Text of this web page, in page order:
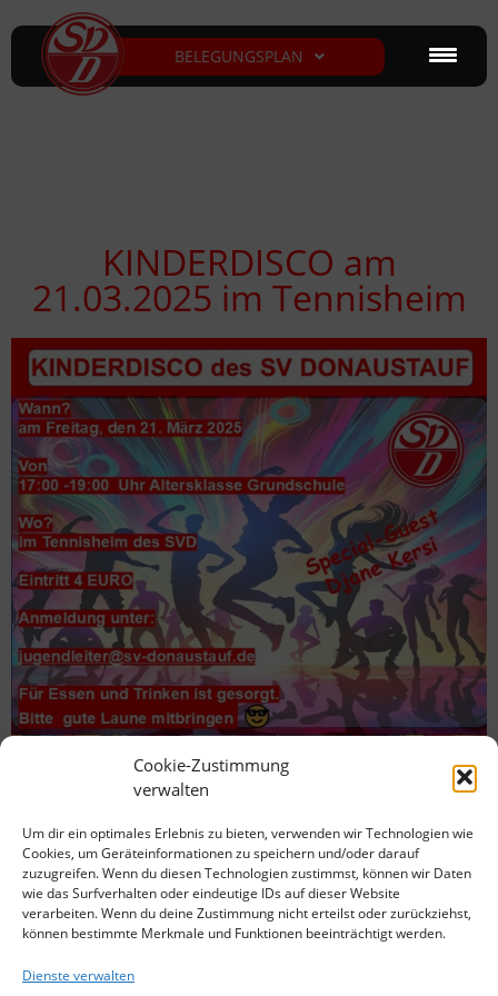
Cookie-Zustimmung
verwalten
Um dir ein optimales Erlebnis zu bieten, verwenden wir Technologien wie
Cookies, um Geräteinformationen zu speichern und/oder darauf
zuzugreifen. Wenn du diesen Technologien zustimmst, können wir Daten
wie das Surfverhalten oder eindeutige IDs auf dieser Website
verarbeiten. Wenn du deine Zustimmung nicht erteilst oder zurückziehst,
können bestimmte Merkmale und Funktionen beeinträchtigt werden.
Dienste verwalten
BELEGUNGSPLAN
KINDERDISCO am
21.03.2025 im Tennisheim